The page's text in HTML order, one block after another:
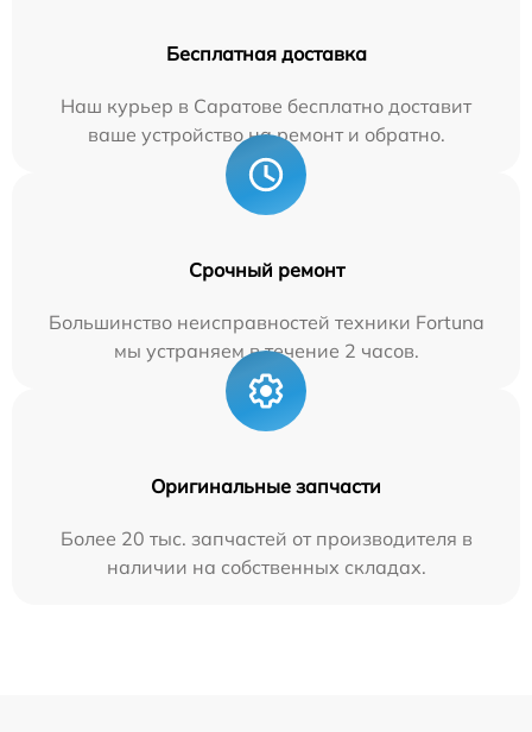
Бесплатная доставка
Наш курьер в Саратове бесплатно доставит
ваше устройство на ремонт и обратно.
Срочный ремонт
Большинство неисправностей техники Fortuna
мы устраняем в течение 2 часов.
Оригинальные запчасти
Более 20 тыс. запчастей от производителя в
наличии на собственных складах.